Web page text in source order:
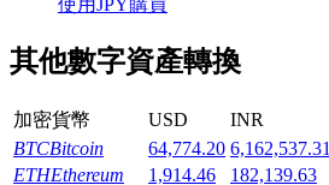
Launchpool
活期質押獲得熱門資產
其他數字資產轉換
加密貨幣 USD INR
BTCBitcoin 64,774.20 6,162,537.31
ETHEthereum 1,914.46 182,139.63